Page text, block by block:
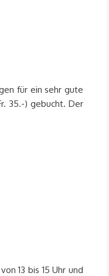
für ein sehr gute
35.-) gebucht. Der
13 bis 15 Uhr und